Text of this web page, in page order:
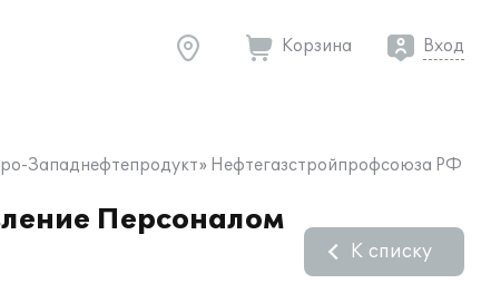
Корзина Вход
Западнефтепродукт» Нефтегазстройпрофсоюза РФ
Персоналом
К списку